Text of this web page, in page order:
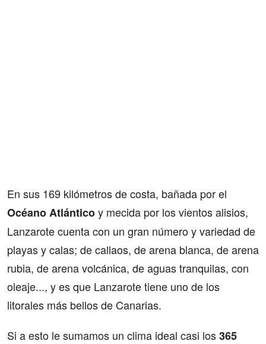
En sus 169 kilómetros de costa, bañada por el
Océano Atlánticoy mecida por los vientos alisios,
Lanzarote cuenta con un gran número y variedad de
playas y calas; de callaos, de arena blanca, de arena
rubia, de arena volcánica, de aguas tranquilas, con
oleaje..., y es que Lanzarote tiene uno de los
litorales más bellos de Canarias.
Si a esto le sumamos un clima ideal casi los365